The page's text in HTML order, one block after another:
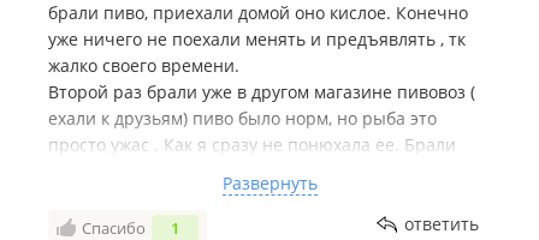
брали пиво, приехали домой оно кислое. Конечно
уже ничего не поехали менять и предъявлять , тк
жалко своего времени.
Второй раз брали уже в другом магазине пивовоз (
ехали к друзьям) пиво было норм, но рыба это
просто ужас . Как я сразу не понюхала ее. Брали
попрет, но юколу палтуса даже не рискнули
пробовать. Обидно что с такими покупками еще и к
Развернуть
Спасибо 1 ответить